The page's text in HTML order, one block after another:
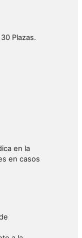
Plazas.
en la
en casos